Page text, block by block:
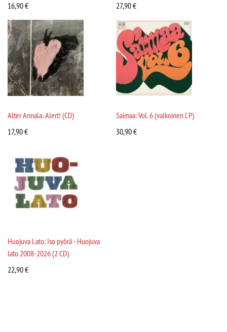
16,90€ 27,90€
Alter Annala: Alert! (CD)
17,90€
Saimaa: Vol. 6 (valkoinen LP)
30,90€
Huojuva Lato: Iso pyörä - Huojuva
lato 2008-2026 (2 CD)
22,90€